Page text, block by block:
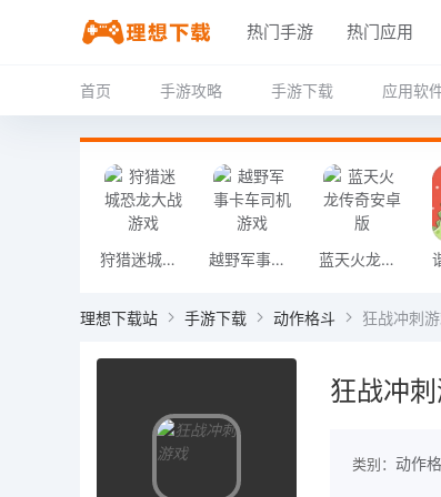
热门手游 热门应用
首页 手游攻略 手游下载 应用软
狩猎迷城恐龙大战游戏 越野军事卡车司机游戏 蓝天火龙传奇安卓版
理想下载站 手游下载 动作格斗 狂战冲刺
狂战冲
类别： 动作